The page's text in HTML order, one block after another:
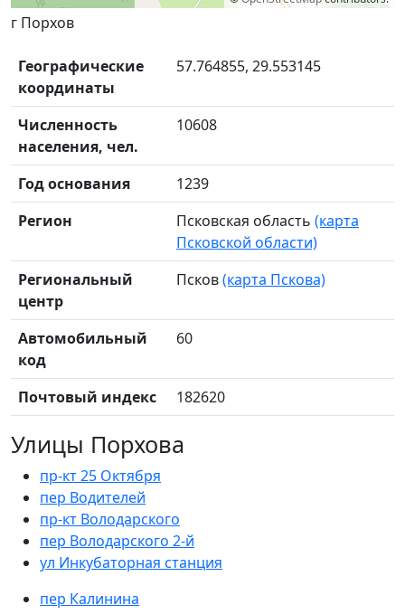
г Порхов
Географические
координаты
57.764855, 29.553145
Численность
населения, чел.
10608
Год основания
1239
Регион
Псковская область (карта
Псковской области)
Региональный
центр
Псков(карта Пскова)
Автомобильный
код
60
Почтовый индекс 182620
Улицы Порхова
пр-кт 25 Октября
пер Водителей
пр-кт Володарского
пер Володарского 2-й
ул Инкубаторная станция
пер Калинина